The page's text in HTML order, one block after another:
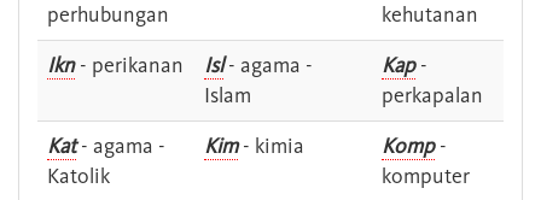
perhubungan
kehutanan
Ikn- perikanan Isl- agama -
Islam
Kap-
perkapalan
Kat- agama -
Katolik
Kim- kimia Komp-
komputer